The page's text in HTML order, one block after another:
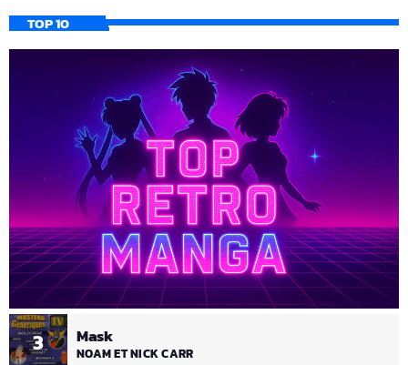
TOP 10
3 Mask
NOAM ET NICK CARR